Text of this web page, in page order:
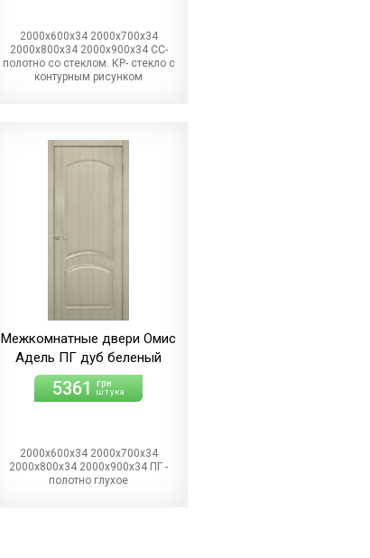
2000х600х34 2000х700х34
2000х800х34 2000х900х34 СС-
полотно со стеклом. КР- стекло с
контурным рисунком
Межкомнатные двери Омис
Адель ПГ дуб беленый
5361 грн
штука
2000х600х34 2000х700х34
2000х800х34 2000х900х34 ПГ -
полотно глухое